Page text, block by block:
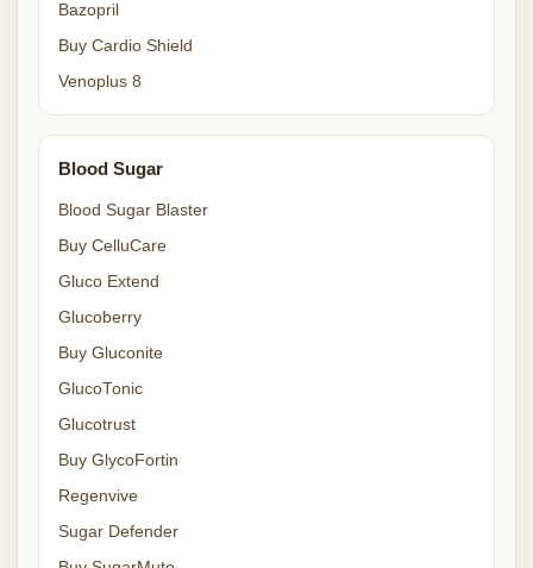
Bazopril
Buy Cardio Shield
Venoplus 8
Blood Sugar
Blood Sugar Blaster
Buy CelluCare
Gluco Extend
Glucoberry
Buy Gluconite
GlucoTonic
Glucotrust
Buy GlycoFortin
Regenvive
Sugar Defender